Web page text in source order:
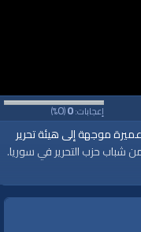
إعجابات:0
(
0
%)
موجهة إلى هيئة تحرير
شباب حزب التحرير في سوريا.
الجديد دائمًا، ونرحب